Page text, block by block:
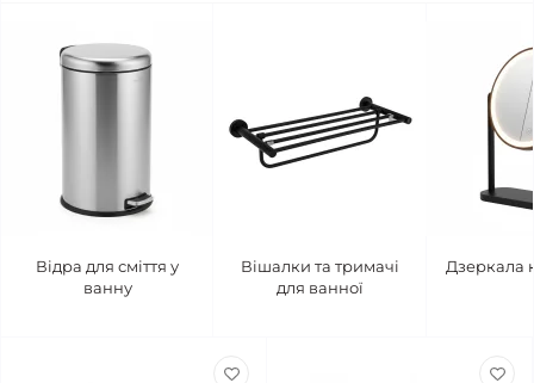
Відра для сміття у
ванну
Вішалки та тримачі
для ванної
Дзеркала